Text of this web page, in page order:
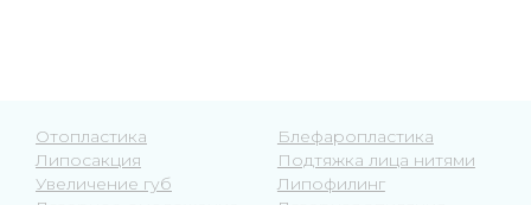
Отопластика
Липосакция
Увеличение губ
Блефаропластика
Подтяжка лица нитями
Липофилинг